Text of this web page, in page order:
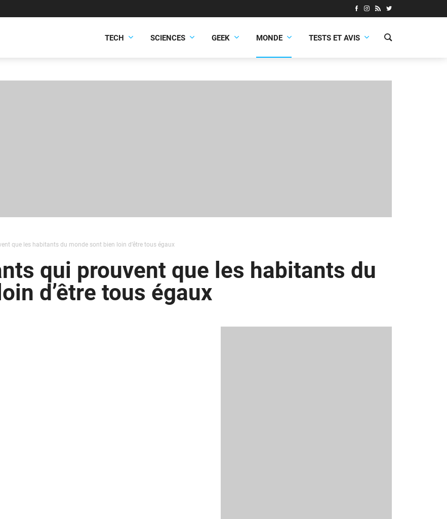
TECH SCIENCES GEEK MONDE TESTS ET AVIS
que les habitants du monde sont bien loin d’être tous égaux
qui prouvent que les habitants du
d’être tous égaux